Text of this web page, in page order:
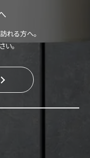
れる方へ。
い。